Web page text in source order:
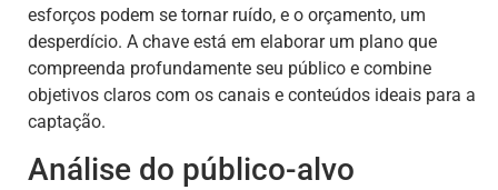
esforços podem se tornar ruído, e o orçamento, um
desperdício. A chave está em elaborar um plano que
compreenda profundamente seu público e combine
objetivos claros com os canais e conteúdos ideais para a
captação.
Análise do público-alvo